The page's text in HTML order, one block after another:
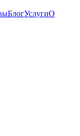
БлогУслугиО